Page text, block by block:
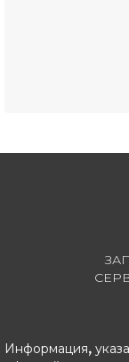
Информация,